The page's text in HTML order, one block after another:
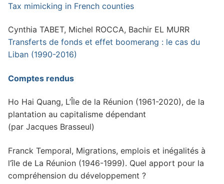
Tax mimicking in French counties
Cynthia TABET, Michel ROCCA, Bachir EL MURR
Transferts de fonds et effet boomerang : le cas du
Liban (1990-2016)
Comptes rendus
Ho Hai Quang, L’Île de la Réunion (1961-2020), de la
plantation au capitalisme dépendant
(par Jacques Brasseul)
Franck Temporal, Migrations, emplois et inégalités à
l’île de La Réunion (1946-1999). Quel apport pour la
compréhension du développement ?